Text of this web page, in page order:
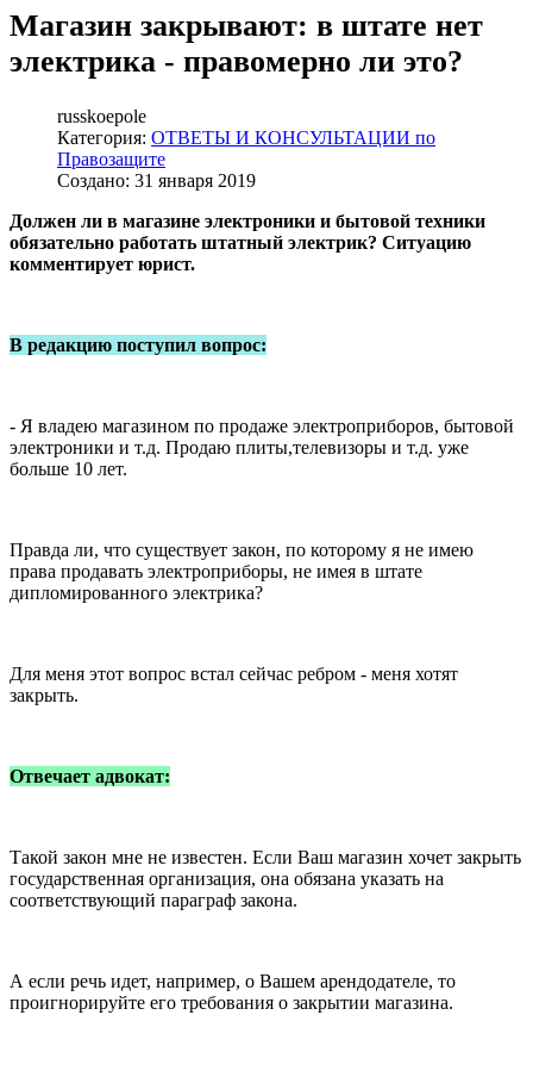
Магазин закрывают: в штате нет
электрика - правомерно ли это?
russkoepole
Категория: ОТВЕТЫ И КОНСУЛЬТАЦИИ по
Правозащите
Создано: 31 января 2019
Должен ли в магазине электроники и бытовой техники
обязательно работать штатный электрик? Ситуацию
комментирует юрист.
В редакцию поступил вопрос:
- Я владею магазином по продаже электроприборов, бытовой
электроники и т.д. Продаю плиты,телевизоры и т.д. уже
больше 10 лет.
Правда ли, что существует закон, по которому я не имею
права продавать электроприборы, не имея в штате
дипломированного электрика?
Для меня этот вопрос встал сейчас ребром - меня хотят
закрыть.
Отвечает адвокат:
Такой закон мне не известен. Если Ваш магазин хочет закрыть
государственная организация, она обязана указать на
соответствующий параграф закона.
А если речь идет, например, о Вашем арендодателе, то
проигнорируйте его требования о закрытии магазина.